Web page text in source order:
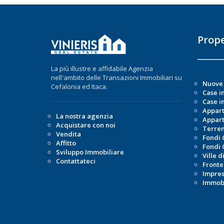
La più illustre e affidabile Agenzia
nell'ambito delle Transazioni Immobiliari su
Cefalonia ed Itaca.
La nostra agenzia
Acquistare con noi
Vendita
Affitto
Sviluppo Immobiliare
Contattateci
Case
Case
Fondi
Fondi
Ville